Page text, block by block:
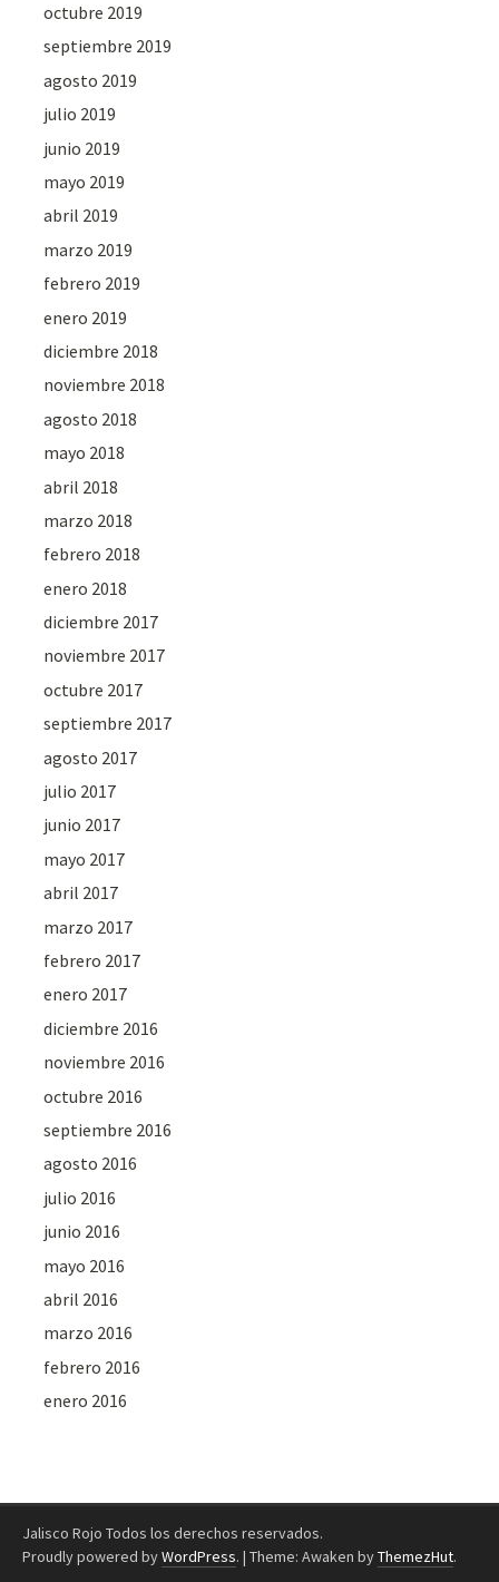
octubre 2019
septiembre 2019
agosto 2019
julio 2019
junio 2019
mayo 2019
abril 2019
marzo 2019
febrero 2019
enero 2019
diciembre 2018
noviembre 2018
agosto 2018
mayo 2018
abril 2018
marzo 2018
febrero 2018
enero 2018
diciembre 2017
noviembre 2017
octubre 2017
septiembre 2017
agosto 2017
julio 2017
junio 2017
mayo 2017
abril 2017
marzo 2017
febrero 2017
enero 2017
diciembre 2016
noviembre 2016
octubre 2016
septiembre 2016
agosto 2016
julio 2016
junio 2016
mayo 2016
abril 2016
marzo 2016
febrero 2016
enero 2016
Jalisco Rojo Todos los derechos reservados.
Proudly powered byWordPress. | Theme: Awaken byThemezHut.